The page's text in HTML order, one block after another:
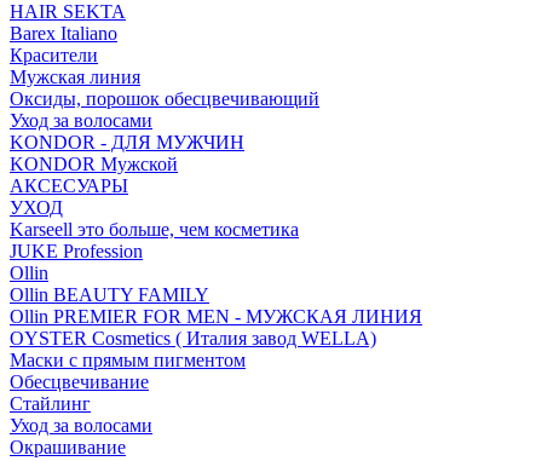
HAIR SEKTA
Barex Italiano
Красители
Мужская линия
Оксиды, порошок обесцвечивающий
Уход за волосами
KONDOR - ДЛЯ МУЖЧИН
KONDOR Мужской
АКСЕСУАРЫ
УХОД
Karseell это больше, чем косметика
JUKE Profession
Ollin
Ollin BEAUTY FAMILY
Ollin PREMIER FOR MEN - МУЖСКАЯ ЛИНИЯ
OYSTER Cosmetics ( Италия завод WELLA)
Маски с прямым пигментом
Обесцвечивание
Стайлинг
Уход за волосами
Окрашивание